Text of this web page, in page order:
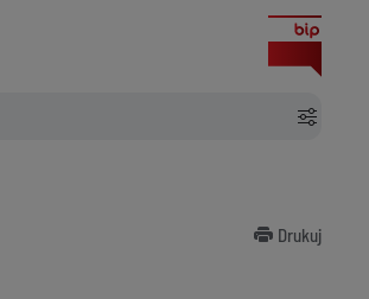
Drukuj